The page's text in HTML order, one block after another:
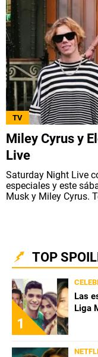
TV
Miley Cyrus y
Live
Saturday Night Live
especiales y este
Musk y Miley Cyrus.
TOP
1
Las
Liga